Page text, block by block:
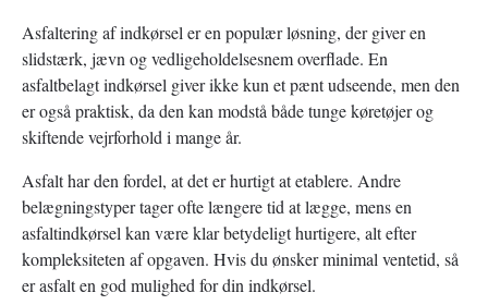
Asfaltering af indkørsel er en populær løsning, der giver en
slidstærk, jævn og vedligeholdelsesnem overflade. En
asfaltbelagt indkørsel giver ikke kun et pænt udseende, men den
er også praktisk, da den kan modstå både tunge køretøjer og
skiftende vejrforhold i mange år.
Asfalt har den fordel, at det er hurtigt at etablere. Andre
belægningstyper tager ofte længere tid at lægge, mens en
asfaltindkørsel kan være klar betydeligt hurtigere, alt efter
kompleksiteten af opgaven. Hvis du ønsker minimal ventetid, så
er asfalt en god mulighed for din indkørsel.